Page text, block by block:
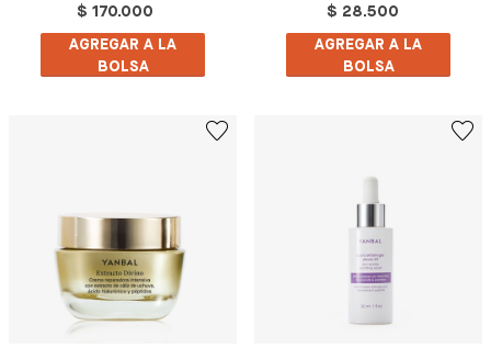
$ 170.000
AGREGAR A LA
BOLSA
$ 28.500
AGREGAR A LA
BOLSA